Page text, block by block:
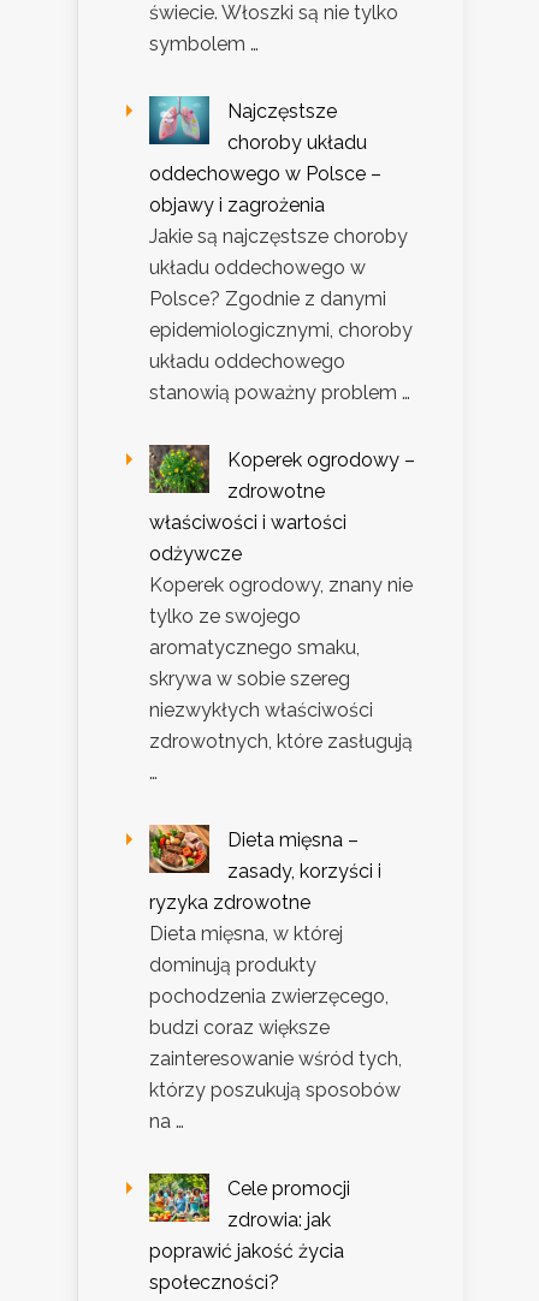
świecie. Włoszki są nie tylko
symbolem …
Najczęstsze
choroby układu
oddechowego w Polsce –
objawy i zagrożenia
Jakie są najczęstsze choroby
układu oddechowego w
Polsce? Zgodnie z danymi
epidemiologicznymi, choroby
układu oddechowego
stanowią poważny problem …
Koperek ogrodowy –
zdrowotne
właściwości i wartości
odżywcze
Koperek ogrodowy, znany nie
tylko ze swojego
aromatycznego smaku,
skrywa w sobie szereg
niezwykłych właściwości
zdrowotnych, które zasługują
…
Dieta mięsna –
zasady, korzyści i
ryzyka zdrowotne
Dieta mięsna, w której
dominują produkty
pochodzenia zwierzęcego,
budzi coraz większe
zainteresowanie wśród tych,
którzy poszukują sposobów
na …
Cele promocji
zdrowia: jak
poprawić jakość życia
społeczności?